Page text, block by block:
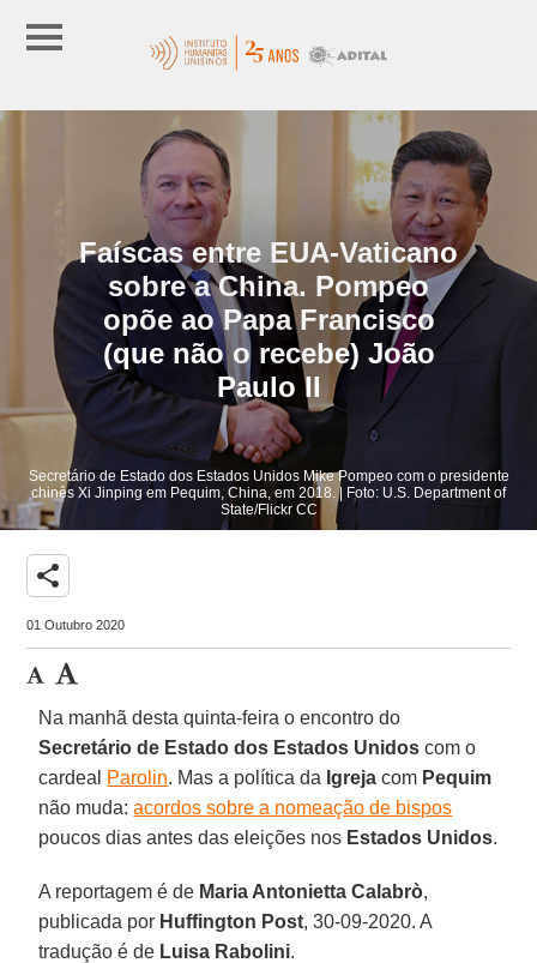
Faíscas entre EUA-Vaticano
sobre a China. Pompeo
opõe ao Papa Francisco
(que não o recebe) João
Paulo II
Secretário de Estado dos Estados Unidos Mike Pompeo com o presidente
chinês Xi Jinping em Pequim, China, em 2018. | Foto: U.S. Department of
State/Flickr CC
share
01 Outubro 2020
Na manhã desta quinta-feira o encontro do
Secretário de Estado dos Estados Unidos com o
cardeal Parolin. Mas a política da Igreja com Pequim
não muda:acordos sobre a nomeação de bispos
poucos dias antes das eleições nos Estados Unidos.
A reportagem é de Maria Antonietta Calabrò,
publicada por Huffington Post, 30-09-2020. A
tradução é de Luisa Rabolini.